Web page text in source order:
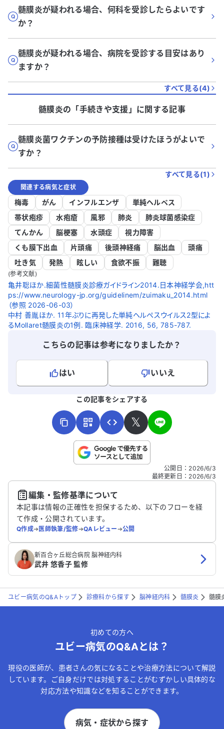
髄膜炎が疑われる場合、何科を受診したらよいです
か？
髄膜炎が疑われる場合、病院を受診する目安はあり
ますか？
すべて見る(4)
髄膜炎の「手続きや支援 」に関する記事
髄膜炎菌ワクチンの予防接種は受けたほうがよいで
すか？
すべて見る(1)
関連する病気と症状
梅毒 がん インフルエンザ
単純ヘルペス
帯状疱疹
水疱瘡 風邪 肺炎
肺炎球菌感染症
てんかん
脳梗塞 水頭症
視力障害
くも膜下出血
片頭痛 後頭神経痛 脳出血
頭痛
吐き気
発熱 眩しい 食欲不振 難聴
(参考文献)
亀井聡ほか.細菌性髄膜炎診療ガイドライン2014.日本神経学会,htt
ps://www.neurology-jp.org/guidelinem/zuimaku_2014.html
（参照 2026-06-03）
中村 善胤ほか. 11年ぶりに再発した単純ヘルペスウイルス2型によ
るMollaret髄膜炎の1例. 臨床神経学. 2016, 56, 785-787.
こちらの記事は参考になりましたか？
はい
いいえ
こちらは送信専用のフォームです。氏名やご自身の病気の詳細な
送信する
この記事をシェアする
𝕏
公開日 ： 2026/6/3
最終更新日 ： 2026/6/3
編集・監修基準について
本記事は情報の正確性を担保するため、以下のフローを経
て作成・公開されています。
Q作成➔医師執筆/監修➔QAレビュー➔公開
新百合ヶ丘総合病院 脳神経内科
武井 悠香子 監修
ユビー病気のQ&Aトップ 診療科から探す 脳神経内科 髄膜炎 髄膜
初めての方へ
ユビー病気のQ&Aとは？
現役の医師が、患者さんの気になることや治療方法について解説
しています。ご自身だけでは対処することがむずかしい具体的な
対応方法や知識などを知ることができます。
病気・症状から探す